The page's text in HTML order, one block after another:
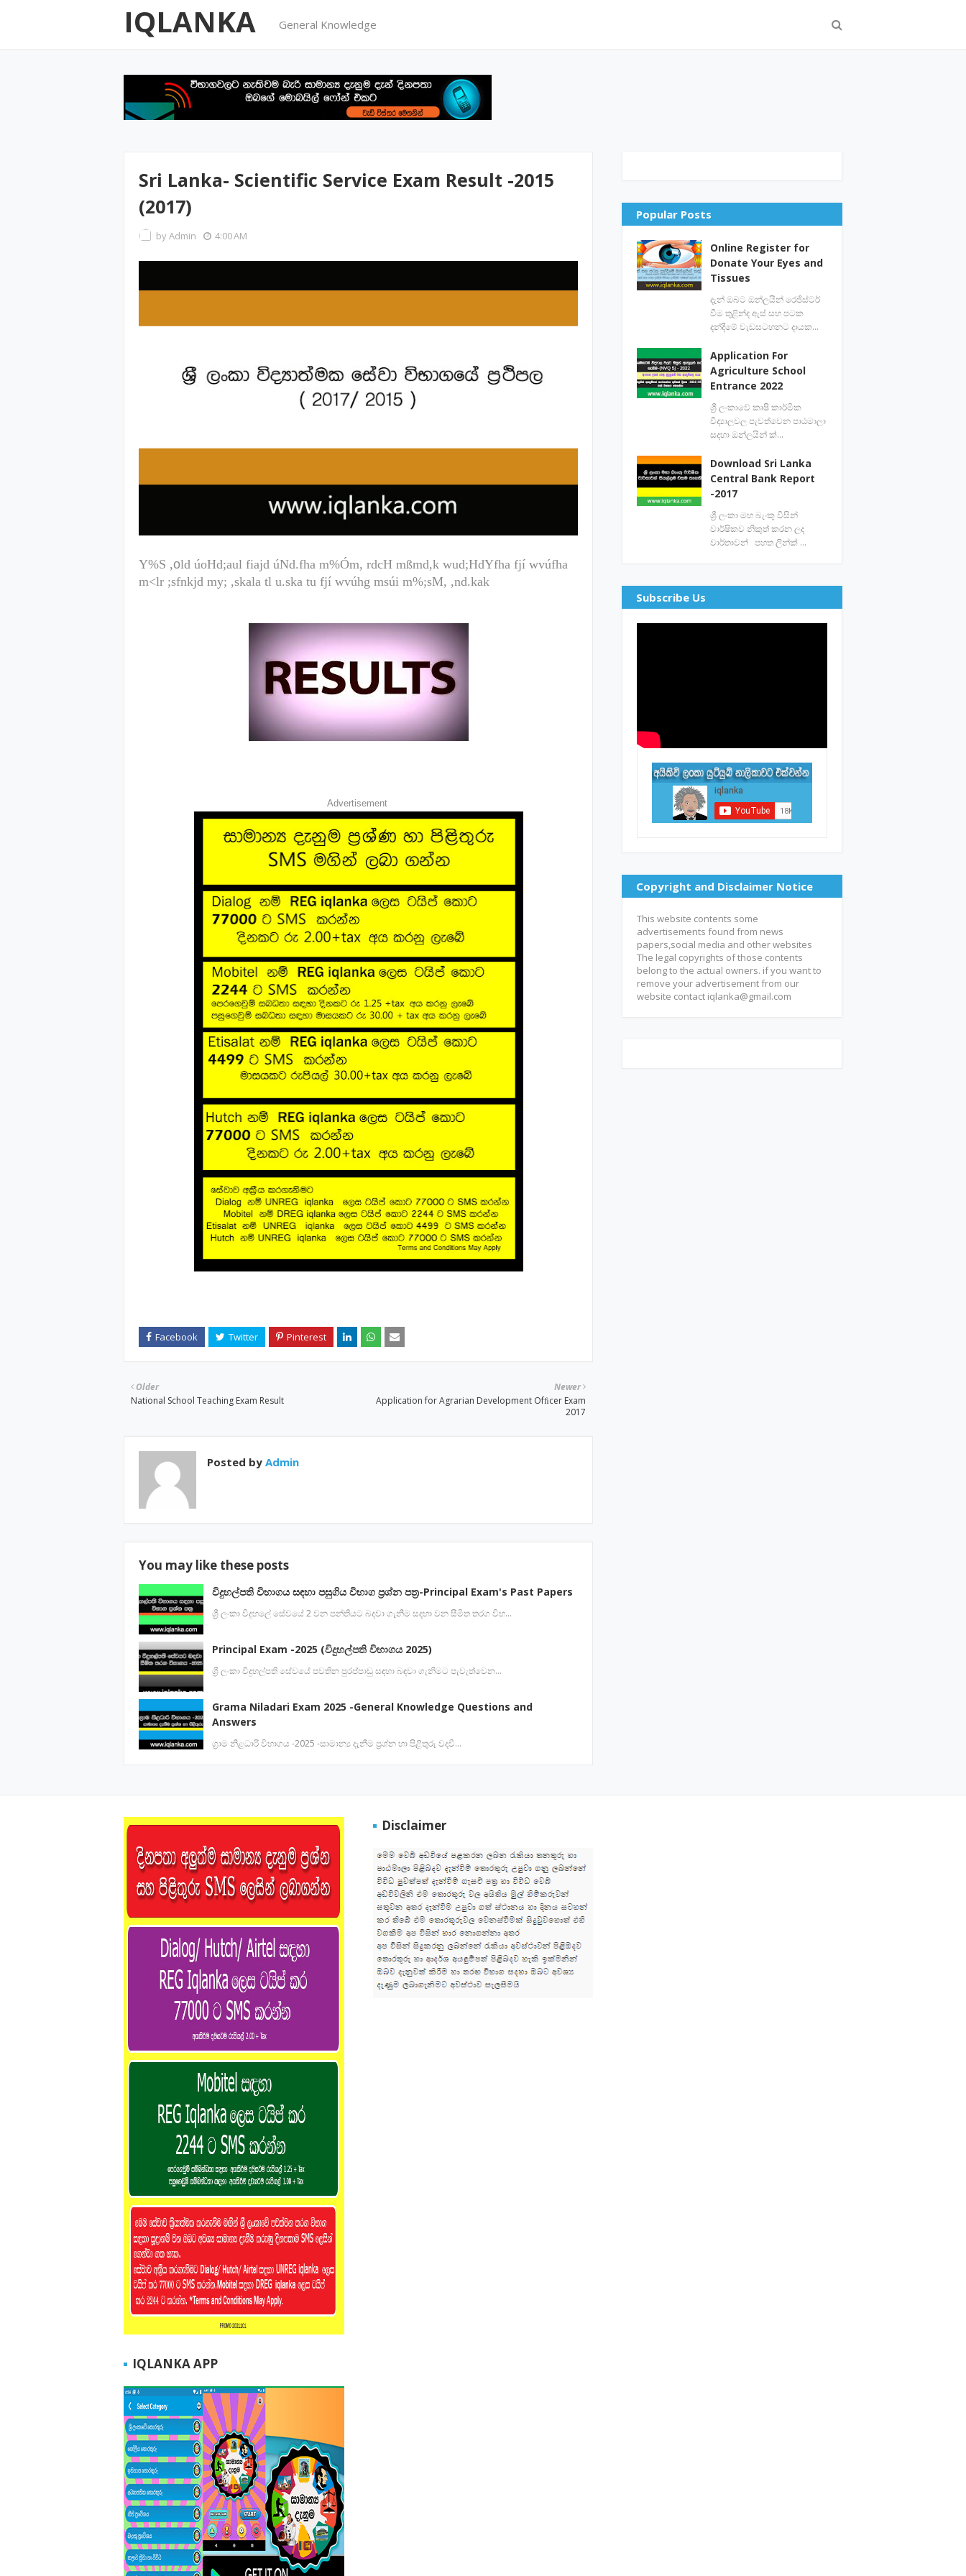
IQLANKA General Knowledge
Sri Lanka- Scientific Service Exam Result -2015
(2017)
byAdmin 4:00 AM
Y%S ,old úoHd;aul fiajd úNd.fha m%Óm, rdcH mßmd,k wud;HdYfha fjí wvúfha
m<lr ;sfnkjd my; ,skala tl u.ska tu fjí wvúhg msúi m%;sM, ,nd.kak
Advertisement
Newer
Application for Agrarian Development Ofﬁcer Exam
2017
Older
National School Teaching Exam Result
Posted by Admin
You may like these posts
විදුහල්පති විභාගය සඳහා පසුගිය විභාග ප්‍රශ්න පත්‍ර-Principal Exam's Past Papers
ශ්‍රී ලංකා විදුහලේ සේවයේ 2 වන පන්තියට බදවා ගැනීම සදහා වන සීමිත තරග විභ…
Principal Exam -2025 (විදුහල්පති විභාගය 2025)
ශ්‍රී ලංකා විදුහල්පති සේවයේ පවතින පුරප්පාඩු සඳහා බඳවා ගැනිමට පැවැත්වෙන…
Grama Niladari Exam 2025 -General Knowledge Questions and
Answers
ග්‍රාම නිළධාරි විභාගය -2025 -සාමාන්‍ය දැනීම ප්‍රශ්න හා පිළිතුරු වදවී…
Popular Posts
Online Register for
Donate Your Eyes and
Tissues
දැන් ඔබට ඔන්ලයින් රෙජිස්ටර්
වීම තුළින්ද ඇස් සහ පටක
දන්දීමේ වැඩසටහනට දායක…
Application For
Agriculture School
Entrance 2022
ශ්‍රී ලංකාවේ කෘෂි කාර්මික
විද්‍යාලවල පැවත්වෙන පාඨමාලා
සදහා ඔන්ලයින් ක්…
Download Sri Lanka
Central Bank Report
-2017
ශ්‍රී ලංකා මහ බැංකු විසින්
වාර්ෂිකව නිකුත් කරන ලද
වාර්තාවන් පහත ලින්ක් …
Subscribe Us
Copyright and Disclaimer Notice
This website contents some
advertisements found from news
papers,social media and other websites
The legal copyrights of those contents
belong to the actual owners. if you want to
remove your advertisement from our
website contact iqlanka@gmail.com
IQLANKA APP
Disclaimer